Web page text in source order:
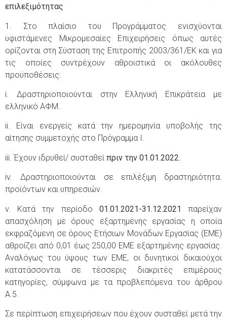
επιλεξιμότητας
1. Στο πλαίσιο του Προγράμματος ενισχύονται
υφιστάμενες Μικρομεσαίες Επιχειρήσεις όπως αυτές
ορίζονται στη Σύσταση της Επιτροπής 2003/361/ΕΚ και για
τις οποίες συντρέχουν αθροιστικά οι ακόλουθες
προϋποθέσεις:
i. Δραστηριοποιούνται στην Ελληνική Επικράτεια με
ελληνικό ΑΦΜ.
ii. Είναι ενεργείς κατά την ημερομηνία υποβολής της
αίτησης συμμετοχής στο Πρόγραμμα I.
iii. Έχουν ιδρυθεί/ συσταθεί πριν την 01.01.2022.
iv. Δραστηριοποιούνται σε επιλέξιμη δραστηριότητα.
προϊόντων και υπηρεσιών.
v. Κατά την περίοδο 01.01.2021-31.12.2021 παρείχαν
απασχόληση με όρους εξαρτημένης εργασίας η οποία
εκφραζόμενη σε όρους Ετήσιων Μονάδων Εργασίας (ΕΜΕ)
αθροίζει από 0,01 έως 250,00 ΕΜΕ εξαρτημένης εργασίας.
Αναλόγως του ύψους των ΕΜΕ, οι δυνητικοί δικαιούχοι
κατατάσσονται σε τέσσερις διακριτές επιμέρους
κατηγορίες, σύμφωνα με τα προβλεπόμενα του άρθρου
Α.5.
Σε περίπτωση επιχειρήσεων που έχουν συσταθεί μετά την